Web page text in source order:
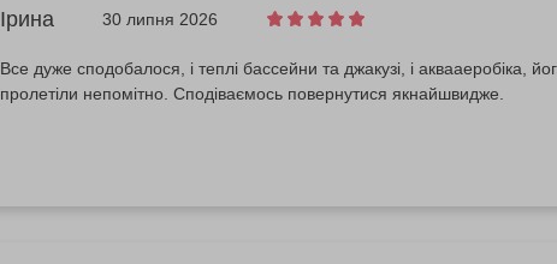
Iрина 30 липня 2026
Все дуже сподобалося, і теплі бассейни та джакузі, і аквааеробіка,
пролетіли непомітно. Сподіваємось повернутися якнайшвидже.